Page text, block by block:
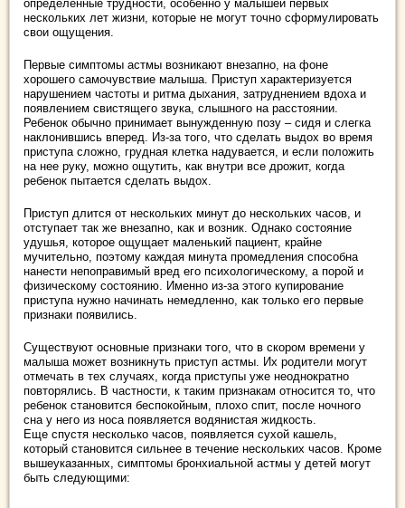
определенные трудности, особенно у малышей первых
нескольких лет жизни, которые не могут точно сформулировать
свои ощущения.
Первые симптомы астмы возникают внезапно, на фоне
хорошего самочувствие малыша. Приступ характеризуется
нарушением частоты и ритма дыхания, затруднением вдоха и
появлением свистящего звука, слышного на расстоянии.
Ребенок обычно принимает вынужденную позу – сидя и слегка
наклонившись вперед. Из-за того, что сделать выдох во время
приступа сложно, грудная клетка надувается, и если положить
на нее руку, можно ощутить, как внутри все дрожит, когда
ребенок пытается сделать выдох.
Приступ длится от нескольких минут до нескольких часов, и
отступает так же внезапно, как и возник. Однако состояние
удушья, которое ощущает маленький пациент, крайне
мучительно, поэтому каждая минута промедления способна
нанести непоправимый вред его психологическому, а порой и
физическому состоянию. Именно из-за этого купирование
приступа нужно начинать немедленно, как только его первые
признаки появились.
Существуют основные признаки того, что в скором времени у
малыша может возникнуть приступ астмы. Их родители могут
отмечать в тех случаях, когда приступы уже неоднократно
повторялись. В частности, к таким признакам относится то, что
ребенок становится беспокойным, плохо спит, после ночного
сна у него из носа появляется водянистая жидкость.
Еще спустя несколько часов, появляется сухой кашель,
который становится сильнее в течение нескольких часов. Кроме
вышеуказанных, симптомы бронхиальной астмы у детей могут
быть следующими: